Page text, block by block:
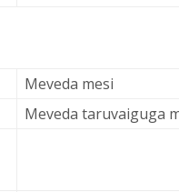
Meveda mesi
Meveda taruvaiguga